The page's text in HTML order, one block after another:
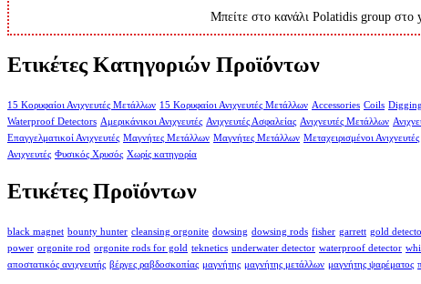
Μπείτε στο κανάλι Polatidis group στο
Ετικέτες Κατηγοριών Προϊόντων
15 Κορυφαίοι Ανιχνευτές Μετάλλων 15 Κορυφαίοι Ανιχνευτές Μετάλλων Accessories Coils
Waterproof Detectors Αμερικάνικοι Ανιχνευτές Ανιχνευτές Ασφαλείας Ανιχνευτές Μετάλλων
Επαγγελματικοί Ανιχνευτές Μαγνήτες Μετάλλων Μαγνήτες Μετάλλων Μεταχειρισμένοι Ανιχνευτές
Ανιχνευτές Φυσικός Χρυσός Χωρίς κατηγορία
Ετικέτες Προϊόντων
black magnet bounty hunter cleansing orgonite dowsing dowsing rods fisher garrett gold
power orgonite rod orgonite rods for gold teknetics underwater detector waterproof detector
αποστατικός ανιχνευτής βέργες ραβδοσκοπίας μαγνήτης μαγνήτης μετάλλων μαγνήτης ψαρέματος